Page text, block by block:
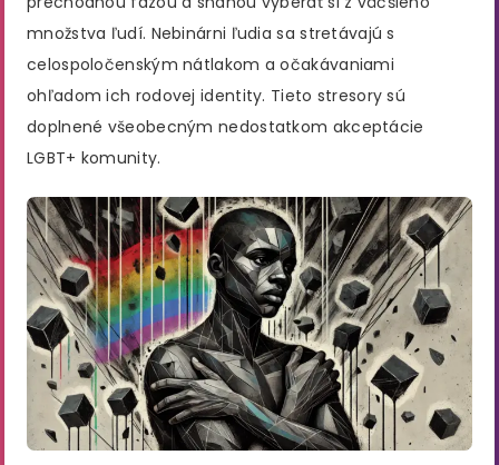
množstva ľudí. Nebinárni ľudia sa stretávajú s
celospoločenským nátlakom a očakávaniami
ohľadom ich rodovej identity. Tieto stresory sú
doplnené všeobecným nedostatkom akceptácie
LGBT+ komunity.